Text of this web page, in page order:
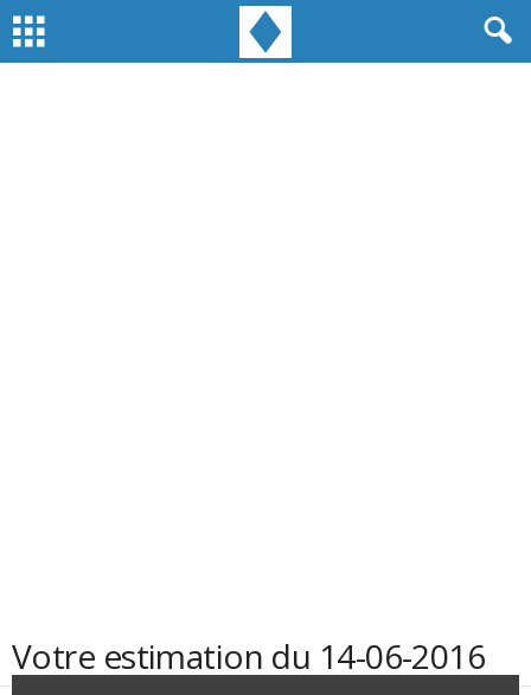
Votre estimation du 14-06-2016